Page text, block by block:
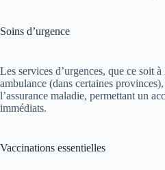
Soins d’urgence
Les services d’urgences, que ce soit
ambulance (dans certaines
l’assurance maladie, permettant un
immédiats.
Vaccinations essentielles